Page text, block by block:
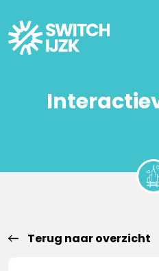
Terug naar overzicht